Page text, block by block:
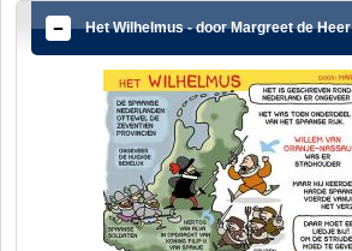
Het Wilhelmus - door Margreet de Heer